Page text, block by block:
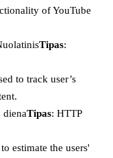
of YouTube
Tipas:
to track user’s
dienaTipas: HTTP
estimate the users'